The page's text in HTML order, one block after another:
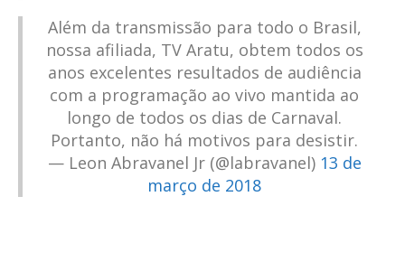
Além da transmissão para todo o Brasil,
nossa afiliada, TV Aratu, obtem todos os
anos excelentes resultados de audiência
com a programação ao vivo mantida ao
longo de todos os dias de Carnaval.
Portanto, não há motivos para desistir.
— Leon Abravanel Jr (@labravanel) 13 de
março de 2018